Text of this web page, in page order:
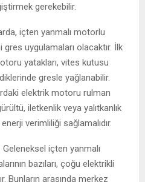
gerekebilir.
içten yanmalı motorlu
uygulamaları olacaktır. İlk
yatakları, vites kutusu
gresle yağlanabilir.
elektrik motoru rulman
iletkenlik veya yalıtkanlık
verimliliği sağlamalıdır.
Geleneksel içten yanmalı
bazıları, çoğu elektrikli
Bunların arasında merkez